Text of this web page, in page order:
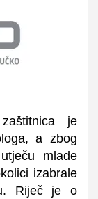
je
a zbog
mlade
izabrale
Riječ je o